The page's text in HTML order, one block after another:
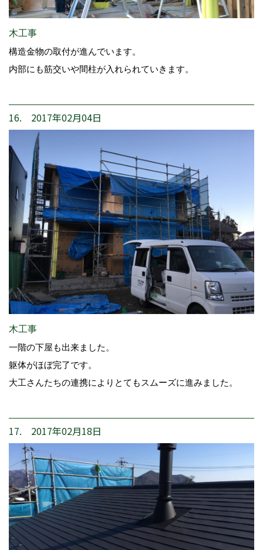
木工事
構造金物の取付が進んでいます。
内部にも筋交いや間柱が入れられていきます。
16. 2017年02月04日
木工事
一階の下屋も出来ました。
躯体がほぼ完了です。
大工さんたちの連携によりとてもスムーズに進みました。
17. 2017年02月18日